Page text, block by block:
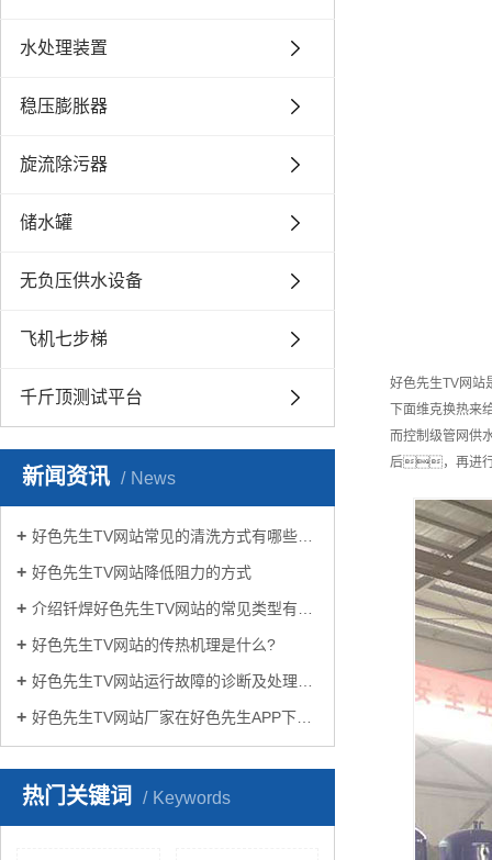
水处理装置
稳压膨胀器
旋流除污器
储水罐
无负压供水设备
飞机七步梯
千斤顶测试平台
新闻资讯 News
好色先生TV网站常见的清洗方式有哪些？
好色先生TV网站降低阻力的方式
介绍钎焊好色先生TV网站的常见类型有哪些
好色先生TV网站的传热机理是什么?
好色先生TV网站运行故障的诊断及处理方法
好色先生TV网站厂家在好色先生APP下载苹果手机安装生活中有哪些作用？
热门关键词 Keywords
好色先生TV网站
下面维克换热
而控制级管网
后，再进行